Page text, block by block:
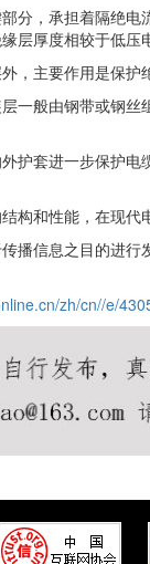
分，承担着隔绝
层厚度相较于低压
，主要作用是保
一般由钢带或钢
护套进一步保护
构和性能，在现代
播信息之目的进
zh/cn//e/